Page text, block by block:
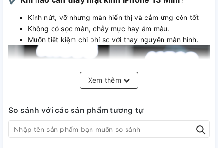
Kính nứt, vỡ nhưng màn hiển thị và cảm ứng còn tốt.
Không có sọc màn, chảy mực hay ám màu.
Muốn tiết kiệm chi phí so với thay nguyên màn hình.
Xem thêm
So sánh với các sản phẩm tương tự